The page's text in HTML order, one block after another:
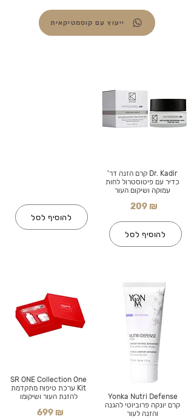
ייעוץ עם קוסמטיקאית
להוסיף לסל
SR ONE Collection One
Kit ערכת טיפוח מתקדמת
להזנת העור ושיקומו
699 ₪
Dr. Kadir קרם הזנה דר'
כדיר עם פיטוסטרול לחות
עמוקה ושיקום העור
209 ₪
להוסיף לסל
Yonka Nutri Defense
קרם יונקה פרוביוטי להגנה
והזנה לעור